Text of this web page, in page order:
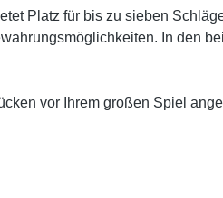
Platz für bis zu sieben
In den
vor Ihrem großen Spiel